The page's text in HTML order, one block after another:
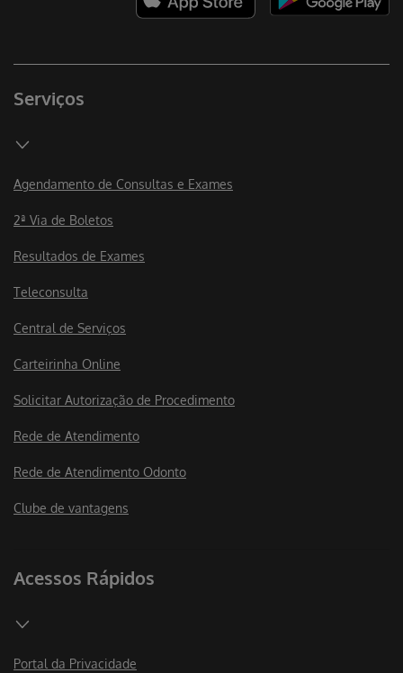
Serviços
Agendamento de Consultas e Exames
2ª Via de Boletos
Resultados de Exames
Teleconsulta
Central de Serviços
Carteirinha Online
Solicitar Autorização de Procedimento
Rede de Atendimento
Rede de Atendimento Odonto
Clube de vantagens
Acessos Rápidos
Portal da Privacidade